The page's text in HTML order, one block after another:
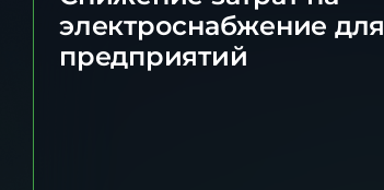
электроснабжение для
предприятий